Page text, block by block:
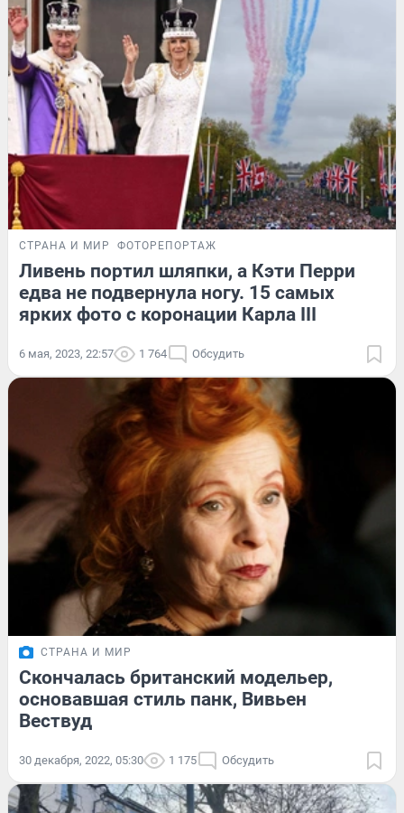
СТРАНА И МИР ФОТОРЕПОРТАЖ
Ливень портил шляпки, а Кэти Перри
едва не подвернула ногу. 15 самых
ярких фото с коронации Карла III
6 мая, 2023, 22:57 1 764 Обсудить
СТРАНА И МИР
Скончалась британский модельер,
основавшая стиль панк, Вивьен
Вествуд
30 декабря, 2022, 05:30 1 175 Обсудить